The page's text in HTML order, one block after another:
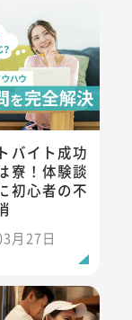
リアルな声から
イト成功のカギは
バイト成功
寮！体験談
初心者の不
月27日
21選！迷ったらこ
イトおすすめ職種